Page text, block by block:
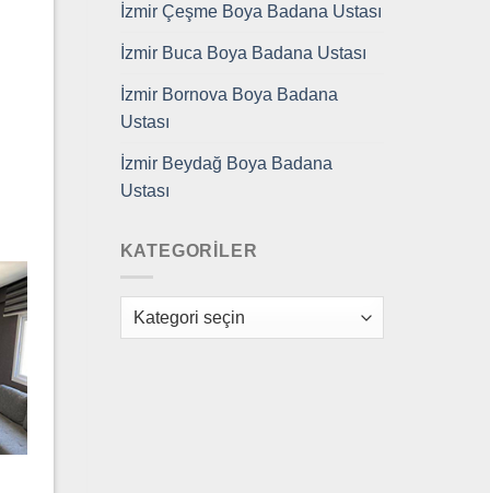
İzmir Çeşme Boya Badana Ustası
İzmir Buca Boya Badana Ustası
İzmir Bornova Boya Badana
Ustası
İzmir Beydağ Boya Badana
Ustası
KATEGORILER
Kategoriler